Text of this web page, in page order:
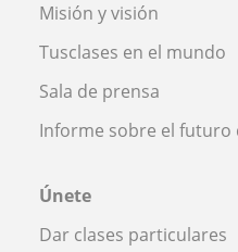
Misión y visión
Tusclases en el mundo
Sala de prensa
Informe sobre el futuro
Únete
Dar clases particulares